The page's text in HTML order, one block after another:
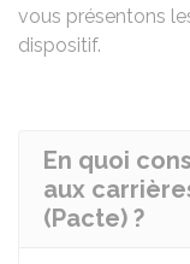
vous présentons
dispositif.
En quoi
aux
(Pacte) ?